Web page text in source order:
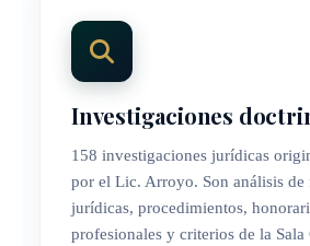
Investigaciones
158 investigaciones jurídicas
por el Lic. Arroyo. Son análisis de
jurídicas, procedimientos,
profesionales y criterios de la